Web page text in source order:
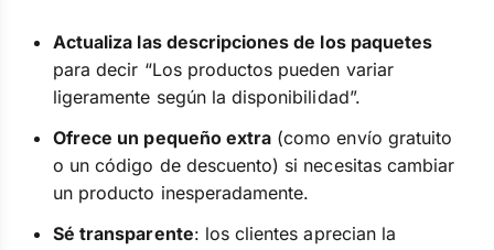
Actualiza las descripciones de los paquetes
para decir “Los productos pueden variar
ligeramente según la disponibilidad”.
Ofrece un pequeño extra (como envío gratuito
o un código de descuento) si necesitas cambiar
un producto inesperadamente.
Sé transparente: los clientes aprecian la